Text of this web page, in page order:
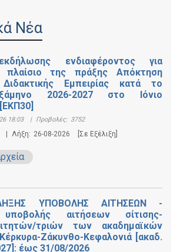
Νέα
ενδιαφέροντος για
πλαίσιο της πράξης Απόκτηση
Εμπειρίας κατά το
2026-2027 στο Ιόνιο
18:03 | Προβολές: 3752
Λήξη: 26-08-2026 [Σε Εξέλιξη]
ΥΠΟΒΟΛΗΣ ΑΙΤΗΣΕΩΝ -
αιτήσεων σίτισης-
τριών των ακαδημαϊκών
Ζάκυνθο-Κεφαλονιά [ακαδ.
έως 31/08/2026